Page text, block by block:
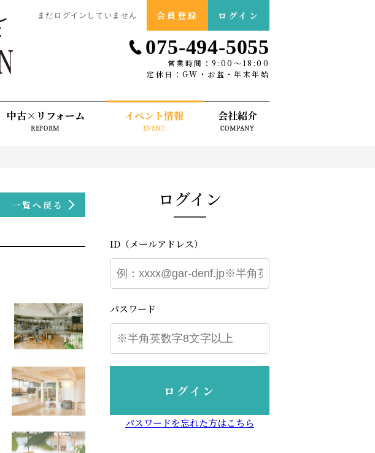
まだログインしていません 会員登録 ログイン
075-494-5055
営業時間：9:00〜18:00
定休日：GW・お盆・年末年始
中古×リフォーム
REFORM
イベント情報
EVENT
会社紹介
COMPANY
一覧へ戻る ログイン
ID（メールアドレス）
パスワード
ログイン
パスワードを忘れた方はこちら